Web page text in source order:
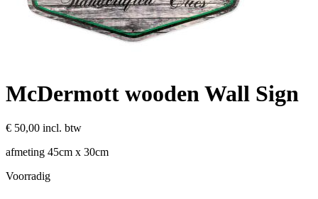
McDermott wooden Wall Sign
€ 50,00 incl. btw
afmeting 45cm x 30cm
Voorradig